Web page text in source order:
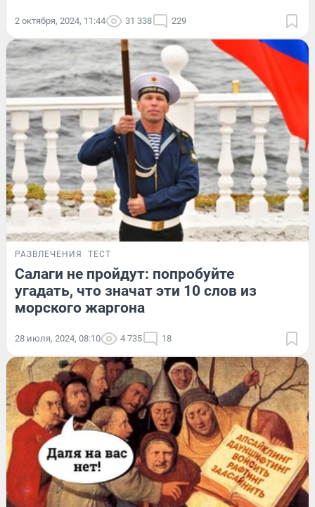
2 октября, 2024, 11:44 31 338 229
РАЗВЛЕЧЕНИЯ ТЕСТ
Салаги не пройдут: попробуйте
угадать, что значат эти 10 слов из
морского жаргона
28 июля, 2024, 08:10 4 735 18